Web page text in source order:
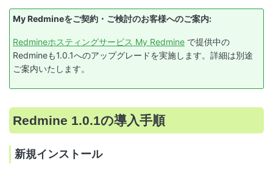
My Redmineをご契約・ご検討のお客様へのご案内:
Redmineホスティングサービス My Redmine で提供中の
Redmineも1.0.1へのアップグレードを実施します。詳細は別途
ご案内いたします。
Redmine 1.0.1の導入手順
新規インストール